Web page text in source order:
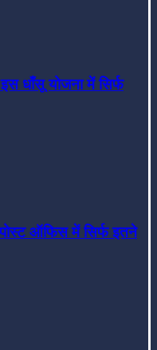
धाँसू योजना में सिर्फ
ऑफिस में सिर्फ इतने